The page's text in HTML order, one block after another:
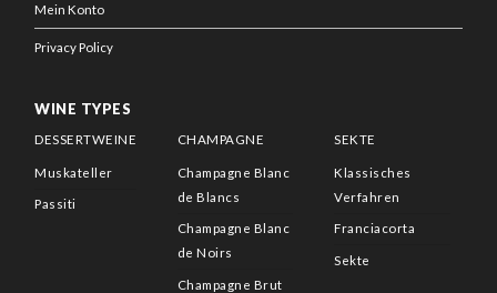
Mein Konto
Privacy Policy
WINE TYPES
DESSERTWEINE
Muskateller
Passiti
CHAMPAGNE
Champagne Blanc
de Blancs
Champagne Blanc
de Noirs
Champagne Brut
SEKTE
Klassisches
Verfahren
Franciacorta
Sekte